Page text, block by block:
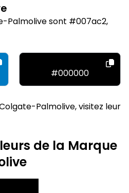
Palmolive sont #007ac2,
#000000
Palmolive, visitez leur
de la Marque